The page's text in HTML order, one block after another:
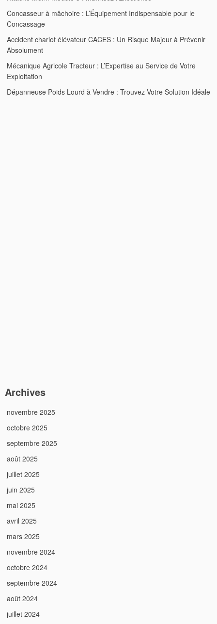
Concasseur à mâchoire : L’Équipement Indispensable pour le
Concassage
Accident chariot élévateur CACES : Un Risque Majeur à Prévenir
Absolument
Mécanique Agricole Tracteur : L’Expertise au Service de Votre
Exploitation
Dépanneuse Poids Lourd à Vendre : Trouvez Votre Solution Idéale
Archives
novembre 2025
octobre 2025
septembre 2025
août 2025
juillet 2025
juin 2025
mai 2025
avril 2025
mars 2025
novembre 2024
octobre 2024
septembre 2024
août 2024
juillet 2024